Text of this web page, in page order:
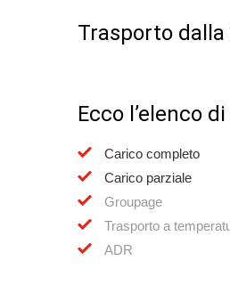
Trasporto dalla
Ecco l’elenco
Carico completo
Carico parziale
Groupage
Trasporto a
ADR